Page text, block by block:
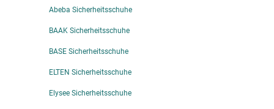
Abeba Sicherheitsschuhe
BAAK Sicherheitsschuhe
BASE Sicherheitsschuhe
ELTEN Sicherheitsschuhe
Elysee Sicherheitsschuhe